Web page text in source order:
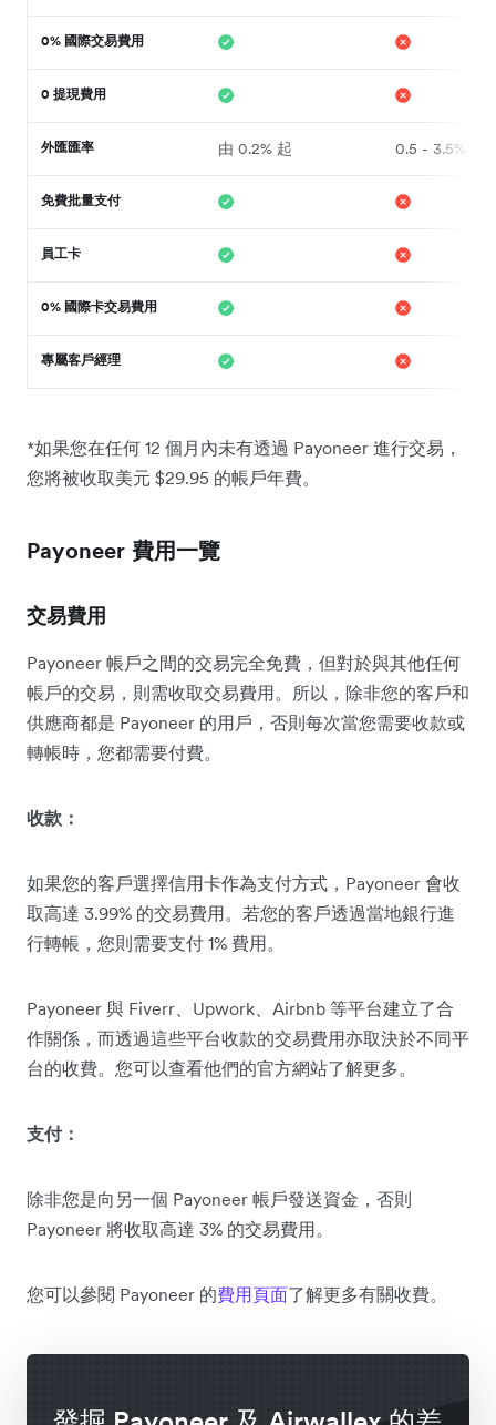
0% 國際交易費用
0 提現費用
外匯匯率 由 0.2% 起 0.5 - 3.5%
免費批量支付
員工卡
0% 國際卡交易費用
專屬客戶經理
*如果您在任何 12 個月內未有透過 Payoneer 進行交易，
您將被收取美元 $29.95 的帳戶年費。
Payoneer 費用一覽
交易費用
Payoneer 帳戶之間的交易完全免費，但對於與其他任何
帳戶的交易，則需收取交易費用。所以，除非您的客戶和
供應商都是 Payoneer 的用戶，否則每次當您需要收款或
轉帳時，您都需要付費。
收款：
如果您的客戶選擇信用卡作為支付方式，Payoneer 會收
取高達 3.99% 的交易費用。若您的客戶透過當地銀行進
行轉帳，您則需要支付 1% 費用。
Payoneer 與 Fiverr、Upwork、Airbnb 等平台建立了合
作關係，而透過這些平台收款的交易費用亦取決於不同平
台的收費。您可以查看他們的官方網站了解更多。
支付：
除非您是向另一個 Payoneer 帳戶發送資金，否則
Payoneer 將收取高達 3% 的交易費用。
您可以參閱 Payoneer 的費用頁面了解更多有關收費。